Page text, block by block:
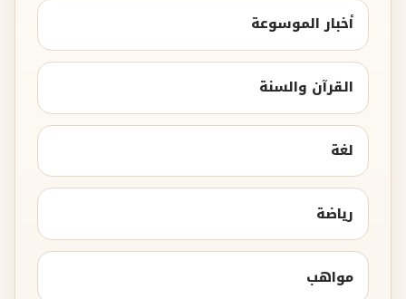
أخبار الموسوعة
القرآن والسنة
لغة
رياضة
مواهب